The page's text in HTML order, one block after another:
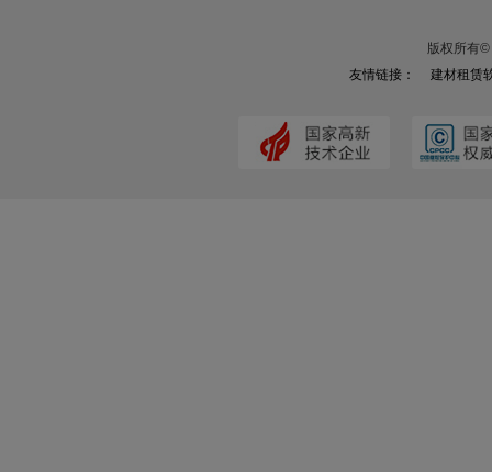
版权所有
友情链接：
建材租赁